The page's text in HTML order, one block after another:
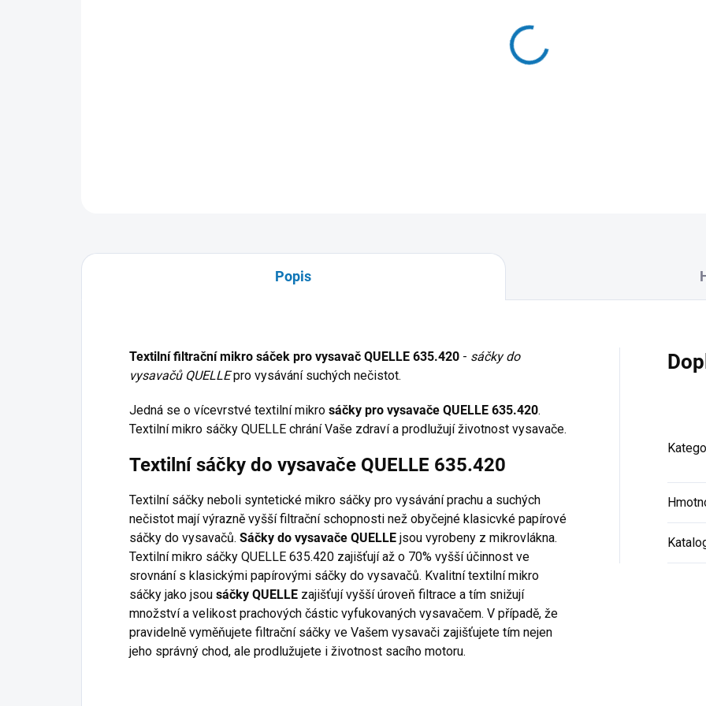
Popis
Textilní filtrační mikro sáček pro vysavač QUELLE 635.420 - sáčky do
vysavačů QUELLEpro vysávání suchých nečistot.
Jedná se o vícevrstvé textilní mikro sáčky pro vysavače QUELLE 635.420.
Textilní mikro sáčky QUELLE chrání Vaše zdraví a prodlužují životnost vysavače.
Textilní sáčky do vysavače QUELLE 635.420
Textilní sáčky neboli syntetické mikro sáčky pro vysávání prachu a suchých
nečistot mají výrazně vyšší filtrační schopnosti než obyčejné klasicvké papírové
sáčky do vysavačů. Sáčky do vysavače QUELLE jsou vyrobeny z mikrovlákna.
Textilní mikro sáčky QUELLE 635.420 zajišťují až o 70% vyšší účinnost ve
srovnání s klasickými papírovými sáčky do vysavačů. Kvalitní textilní mikro
sáčky jako jsou sáčky QUELLE zajišťují vyšší úroveň filtrace a tím snižují
množství a velikost prachových částic vyfukovaných vysavačem. V případě, že
pravidelně vyměňujete filtrační sáčky ve Vašem vysavači zajišťujete tím nejen
jeho správný chod, ale prodlužujete i životnost sacího motoru.